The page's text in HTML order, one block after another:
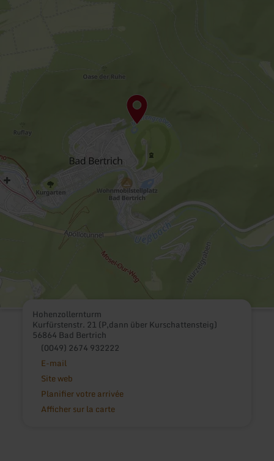
Hohenzollernturm
Kurfürstenstr. 21 (P,dann über Kurschattensteig)
56864 Bad Bertrich
(0049) 2674 932222
E-mail
Site web
Planifier votre arrivée
Afficher sur la carte